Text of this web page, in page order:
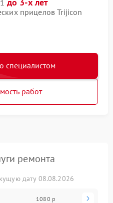
прицелов Trijicon
специалистом
работ
ремонта
дату 08.08.2026
1080 р